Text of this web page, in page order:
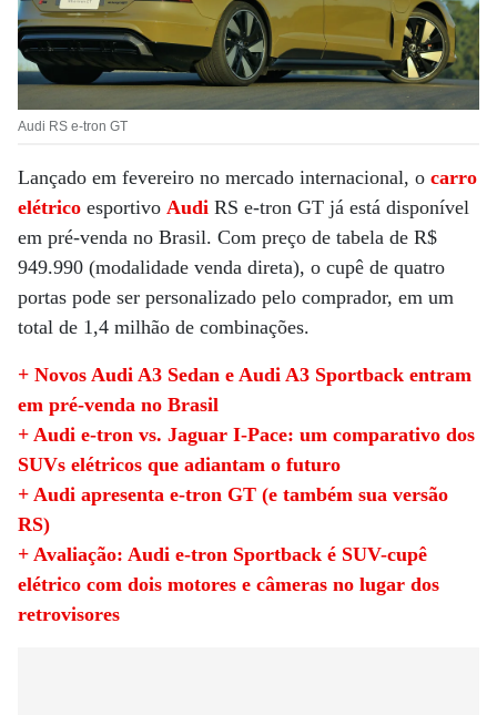
Audi RS e-tron GT
Lançado em fevereiro no mercado internacional, o carro
elétrico esportivo Audi RS e-tron GT já está disponível
em pré-venda no Brasil. Com preço de tabela de R$
949.990 (modalidade venda direta), o cupê de quatro
portas pode ser personalizado pelo comprador, em um
total de 1,4 milhão de combinações.
+ Novos Audi A3 Sedan e Audi A3 Sportback entram
em pré-venda no Brasil
+ Audi e-tron vs. Jaguar I-Pace: um comparativo dos
SUVs elétricos que adiantam o futuro
+ Audi apresenta e-tron GT (e também sua versão
RS)
+ Avaliação: Audi e-tron Sportback é SUV-cupê
elétrico com dois motores e câmeras no lugar dos
retrovisores